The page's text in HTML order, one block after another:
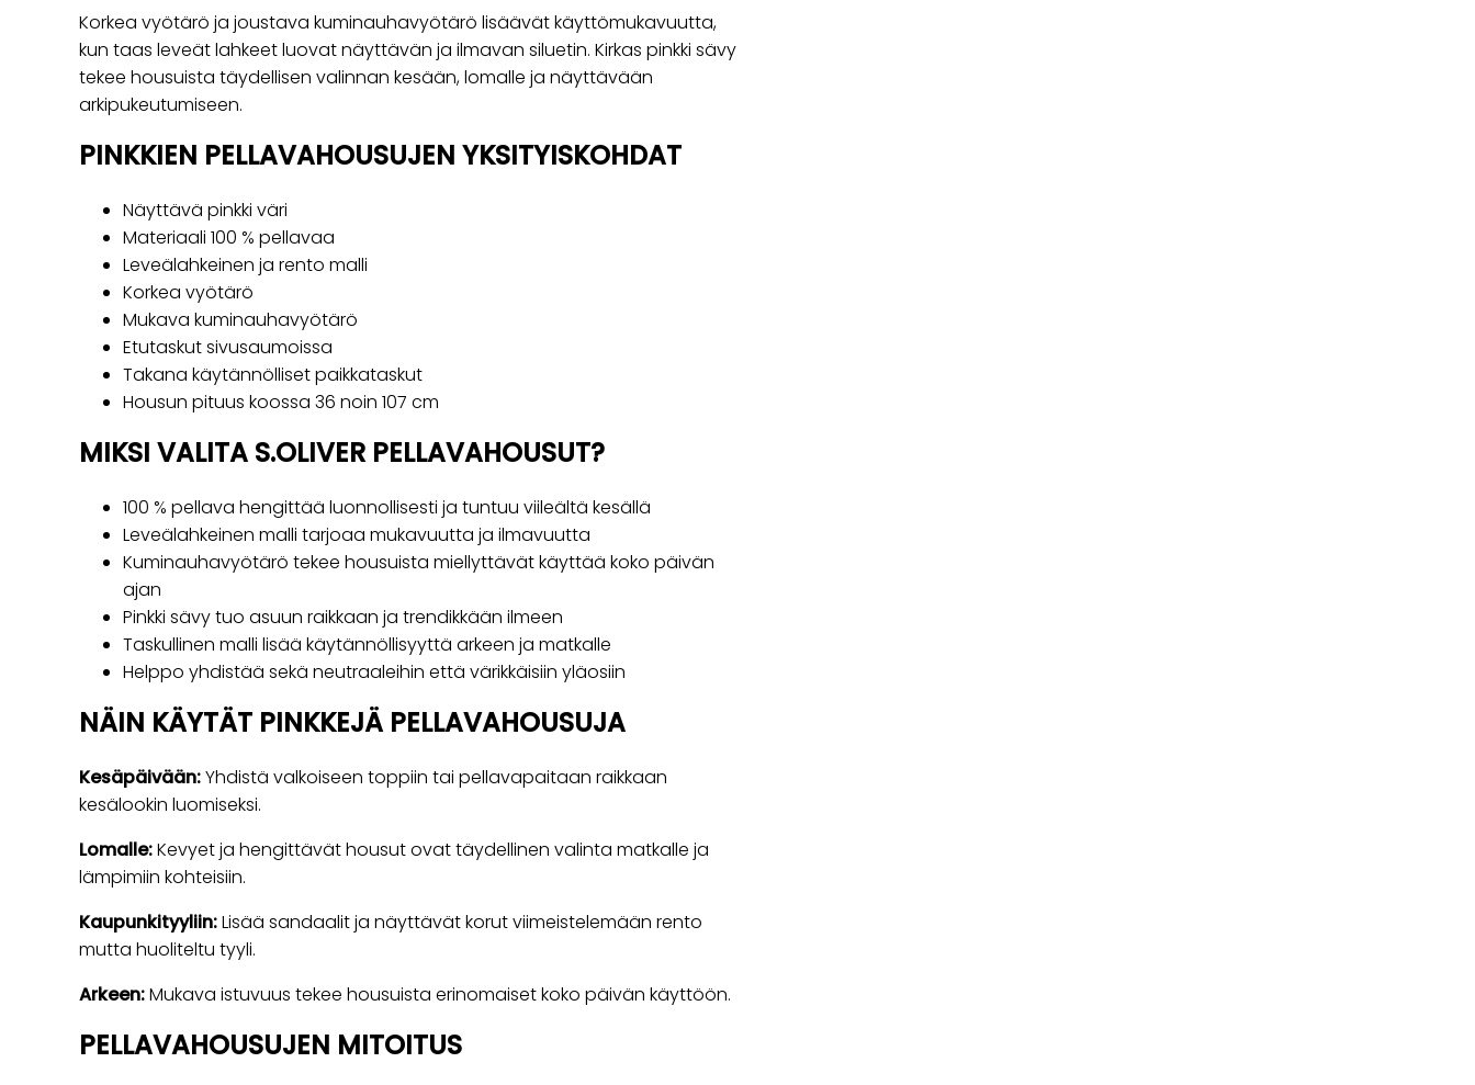
Korkea vyötärö ja joustava kuminauhavyötärö lisäävät käyttömukavuutta,
kun taas leveät lahkeet luovat näyttävän ja ilmavan siluetin. Kirkas pinkki sävy
tekee housuista täydellisen valinnan kesään, lomalle ja näyttävään
arkipukeutumiseen.
PINKKIEN PELLAVAHOUSUJEN YKSITYISKOHDAT
Näyttävä pinkki väri
Materiaali 100 % pellavaa
Leveälahkeinen ja rento malli
Korkea vyötärö
Mukava kuminauhavyötärö
Etutaskut sivusaumoissa
Takana käytännölliset paikkataskut
Housun pituus koossa 36 noin 107 cm
MIKSI VALITA S.OLIVER PELLAVAHOUSUT?
100 % pellava hengittää luonnollisesti ja tuntuu viileältä kesällä
Leveälahkeinen malli tarjoaa mukavuutta ja ilmavuutta
Kuminauhavyötärö tekee housuista miellyttävät käyttää koko päivän
ajan
Pinkki sävy tuo asuun raikkaan ja trendikkään ilmeen
Taskullinen malli lisää käytännöllisyyttä arkeen ja matkalle
Helppo yhdistää sekä neutraaleihin että värikkäisiin yläosiin
NÄIN KÄYTÄT PINKKEJÄ PELLAVAHOUSUJA
Kesäpäivään:Yhdistä valkoiseen toppiin tai pellavapaitaan raikkaan
kesälookin luomiseksi.
Lomalle:Kevyet ja hengittävät housut ovat täydellinen valinta matkalle ja
lämpimiin kohteisiin.
Kaupunkityyliin:Lisää sandaalit ja näyttävät korut viimeistelemään rento
mutta huoliteltu tyyli.
Arkeen:Mukava istuvuus tekee housuista erinomaiset koko päivän käyttöön.
PELLAVAHOUSUJEN MITOITUS